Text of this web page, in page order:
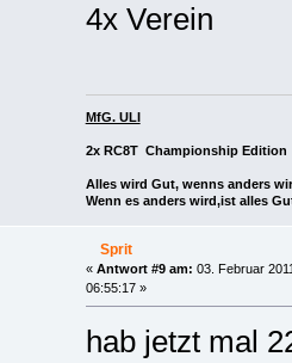
4x Verein
MfG. ULI
2x RC8T Championship Edition
Alles wird Gut, wenns anders
Wenn es anders wird,ist alles
Sprit
« Antwort #9 am: 03. Februar
06:55:17 »
hab jetzt mal